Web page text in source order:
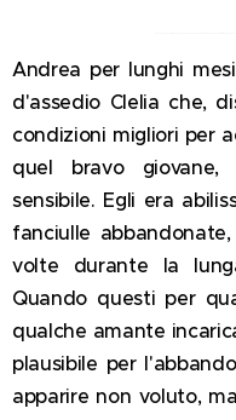
Andrea per lunghi
d'assedio Clelia che,
condizioni migliori per
quel bravo giovane,
sensibile. Egli era
fanciulle
volte durante la
Quando questi per
qualche amante
plausibile per
apparire non voluto,